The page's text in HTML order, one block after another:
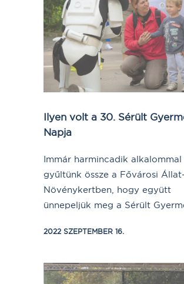
Ilyen volt a 30. Sérült
Napja
Immár harmincadik alkalommal
gyűltünk össze a Fővárosi
Növénykertben, hogy együtt
ünnepeljük meg a Sérült
2022 SZEPTEMBER 16.